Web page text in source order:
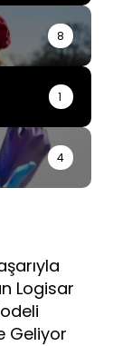
8
1
4
Logisar
Geliyor